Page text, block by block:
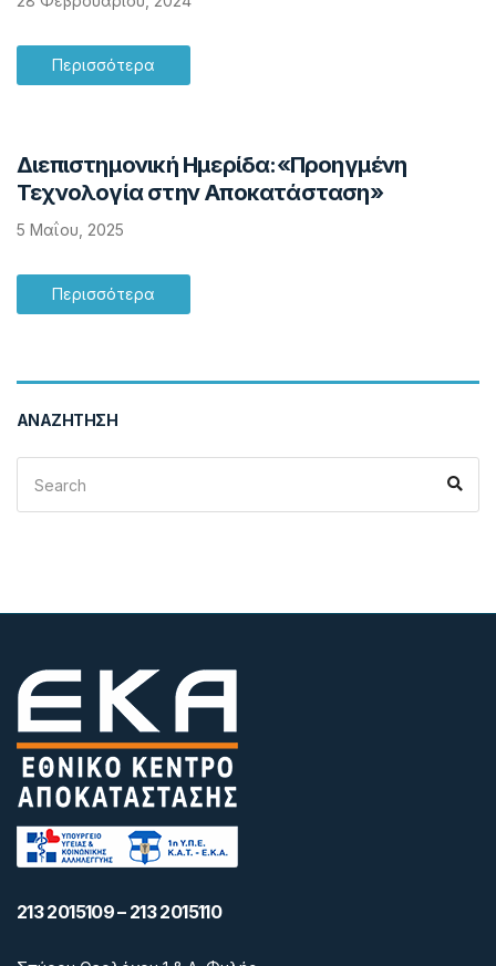
Περισσότερα
Διεπιστημονική Ημερίδα:«Προηγμένη
Τεχνολογία στην Αποκατάσταση»
5 Μαΐου, 2025
Περισσότερα
ΑΝΑΖΉΤΗΣΗ
for:
213 2015109 – 213 2015110